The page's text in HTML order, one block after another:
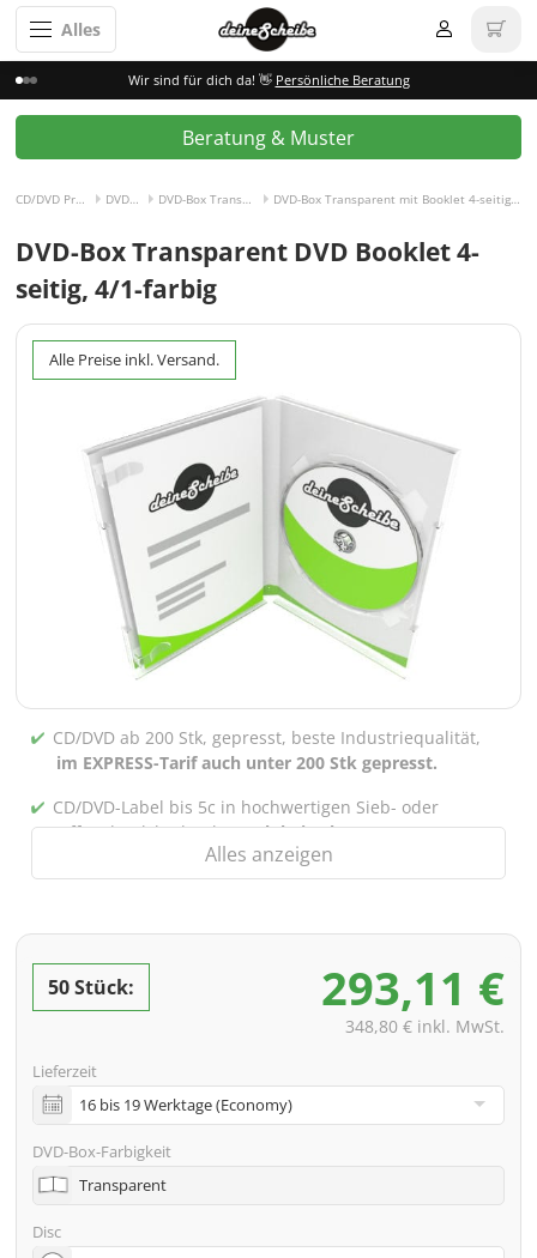
Alles
Wir sind für dich da! 👋 Persönliche Beratung
Beratung & Muster
CD/DVD Pressen DVD-Box DVD-Box Transparent DVD-Box Transparent mit Booklet 4-seitig, 4/1-farbig
DVD-Box Transparent DVD Booklet 4-
seitig, 4/1-farbig
Alle Preise inkl. Versand.
CD/DVD ab 200 Stk, gepresst, beste Industriequalität,
im EXPRESS-Tarif auch unter 200 Stk gepresst.
CD/DVD-Label bis 5c in hochwertigen Sieb- oder
Offsetdruck bedruckt,auch bei gebrannten CDs/DVDs
inkl. PREMIUM Datencheck (Überprüfung der Daten ink.
Screenproof bzw. PDF-Ansichtsdatei vorab zur
inkl. Glasmaster (bei Pressung) & Versand an eine
Adresse
Viele weitere Möglichkeiten wie 2. Lieferadressen,
Neutraler Versand usw. gern auf Anfrage
Alles anzeigen
50 Stück: 293,11 €
348,80 € inkl. MwSt.
Lieferzeit
DVD-Box-Farbigkeit
Transparent
Disc